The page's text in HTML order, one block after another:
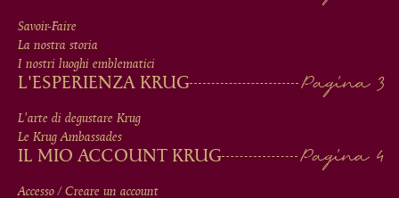
MEN
IN
FOOTER
Savoir-Faire
La nostra storia
I nostri luoghi emblematici
L'ESPERIENZA KRUG
L'arte di degustare Krug
Le Krug Ambassades
IL MIO ACCOUNT KRUG
Accesso / Creare un account